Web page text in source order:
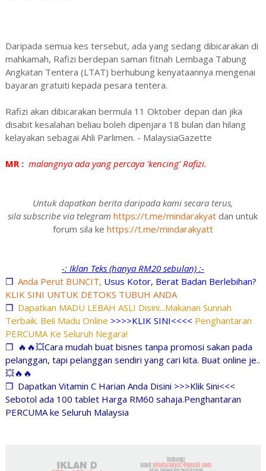
Daripada semua kes tersebut, ada yang sedang dibicarakan di
mahkamah, Rafizi berdepan saman fitnah Lembaga Tabung
Angkatan Tentera (LTAT) berhubung kenyataannya mengenai
bayaran gratuiti kepada pesara tentera.
Rafizi akan dibicarakan bermula 11 Oktober depan dan jika
disabit kesalahan beliau boleh dipenjara 18 bulan dan hilang
kelayakan sebagai Ahli Parlimen. - MalaysiaGazette
MR :malangnya ada yang percaya 'kencing' Rafizi.
Untuk dapatkan berita daripada kami secara terus,
sila subscribe via telegram https://t.me/mindarakyat dan untuk
forum sila ke https://t.me/mindarakyatt
-: Iklan Teks (hanya RM20 sebulan) :-
❐ Anda Perut BUNCIT, Usus Kotor, Berat Badan Berlebihan?
KLIK SINI UNTUK DETOKS TUBUH ANDA
❐ Dapatkan MADU LEBAH ASLI Disini...Makanan Sunnah
Terbaik. Beli Madu Online >>>>KLIK SINI<<<< Penghantaran
PERCUMA Ke Seluruh Negara!
❐ 🔥🔥💥Cara mudah buat bisnes tanpa promosi sakan pada
pelanggan, tapi pelanggan sendiri yang cari kita. Buat online je..
💥🔥🔥
❐ Dapatkan Vitamin C Harian Anda Disini >>>Klik Sini<<<
Sebotol ada 100 tablet Harga RM60 sahaja.Penghantaran
PERCUMA ke Seluruh Malaysia